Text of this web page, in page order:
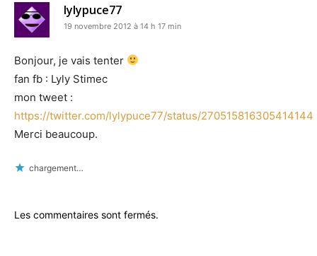
lylypuce77
19 novembre 2012 à 14 h 17 min
Bonjour, je vais tenter
fan fb : Lyly Stimec
mon tweet :
https://twitter.com/lylypuce77/status/270515816305414144
Merci beaucoup.
chargement…
Les commentaires sont fermés.